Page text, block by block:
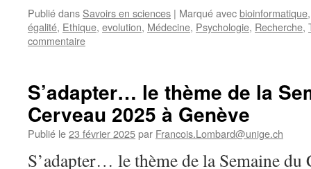
Publié dans Savoirs en sciences | Marqué avecbioinformatique
égalité, Ethique, evolution, Médecine, Psychologie, Recherche,
commentaire
S’adapter… le thème de la
Cerveau 2025 à Genève
Publié le23 février 2025par Francois.Lombard@unige.ch
S’adapter… le thème de la Semaine du